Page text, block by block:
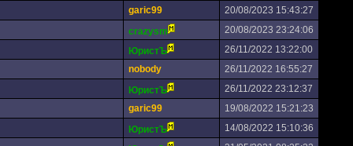
garic99
20/08/2023 15:43:27
crazysm
20/08/2023 23:24:06
ЮристЪ
26/11/2022 13:22:00
nobody
26/11/2022 16:55:27
ЮристЪ
26/11/2022 23:12:37
garic99
19/08/2022 15:21:23
ЮристЪ
14/08/2022 15:10:36